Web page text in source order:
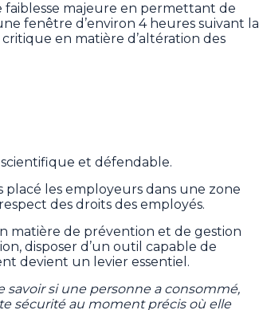
faiblesse majeure en permettant de
fenêtre d’environ 4 heures suivant la
en matière d’altération des
et défendable.
placé les employeurs dans une zone
des droits des employés.
matière de prévention et de gestion
disposer d’un outil capable de
devient un levier essentiel.
savoir si une personne a consommé,
sécurité au moment précis où elle